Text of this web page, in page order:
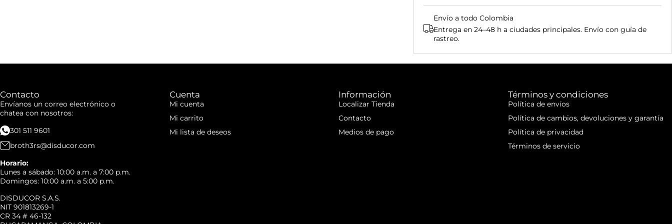
Envío a todo Colombia
Entrega en 24–48 h a ciudades principales. Envío con guía de
rastreo.
Contacto
Envíanos un correo electrónico o
chatea con nosotros:
301 511 9601
broth3rs@disducor.com
Horario:
Lunes a sábado: 10:00 a.m. a 7:00 p.m.
Domingos: 10:00 a.m. a 5:00 p.m.
DISDUCOR S.A.S.
NIT 901813269-1
CR 34 # 46-132
Cuenta
Mi cuenta
Mi carrito
Mi lista de deseos
Información
Localizar Tienda
Contacto
Medios de pago
Términos y condiciones
Política de envíos
Política de cambios, devoluciones y garantía
Política de privacidad
Términos de servicio